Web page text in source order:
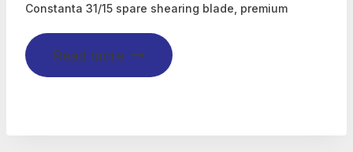
Constanta 31/15 spare shearing blade, premium
Read more